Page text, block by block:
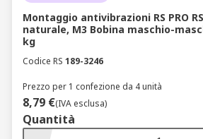
Montaggio antivibrazioni RS PRO
naturale, M3 Bobina maschio-
kg
Codice RS 189-3246
Prezzo per 1 confezione da 4 unità
8,79 €(IVA esclusa)
Quantità